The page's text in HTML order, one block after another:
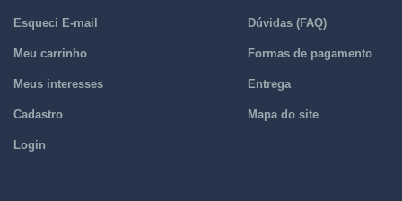
Esqueci E-mail
Meu carrinho
Meus interesses
Cadastro
Login
Dúvidas (FAQ)
Formas de pagamento
Entrega
Mapa do site